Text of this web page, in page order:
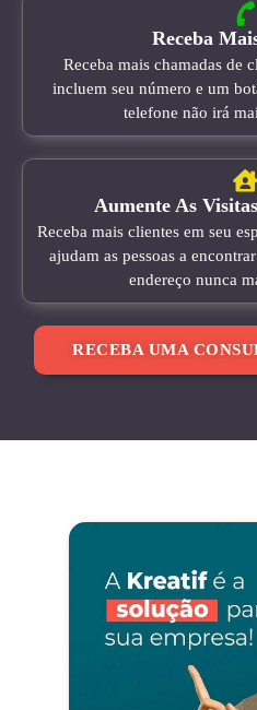
Receba
Receba mais chamadas de
incluem seu número e um
telefone não irá
Aumente As
Receba mais clientes em seu
ajudam as pessoas a
endereço nunca
RECEBA UMA